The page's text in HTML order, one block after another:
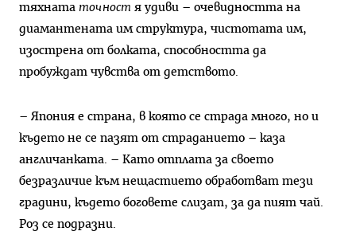
тяхната точност я удиви – очевидността на
диамантената им структура, чистотата им,
изострена от болката, способността да
пробуждат чувства от детството.
– Япония е страна, в която се страда много, но и
където не се пазят от страданието – каза
англичанката. – Като отплата за своето
безразличие към нещастието обработват тези
градини, където боговете слизат, за да пият чай.
Роз се подразни.